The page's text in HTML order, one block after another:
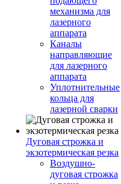
механизма для
лазерного
аппарата
Каналы
направляющие
для лазерного
аппарата
Уплотнительные
кольца для
лазерной сварки
Дуговая строжка и
экзотермическая резка
Воздушно-
дуговая строжка